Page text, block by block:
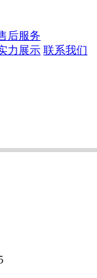
后服务
力展示 联系我们